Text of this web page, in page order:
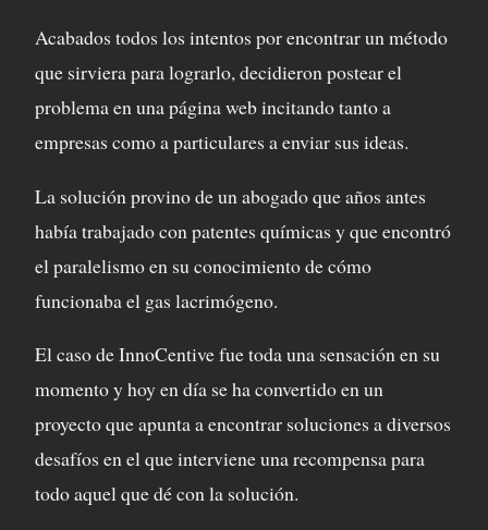
Acabados todos los intentos por encontrar un método
que sirviera para lograrlo, decidieron postear el
problema en una página web incitando tanto a
empresas como a particulares a enviar sus ideas.
La solución provino de un abogado que años antes
había trabajado con patentes químicas y que encontró
el paralelismo en su conocimiento de cómo
funcionaba el gas lacrimógeno.
El caso de InnoCentive fue toda una sensación en su
momento y hoy en día se ha convertido en un
proyecto que apunta a encontrar soluciones a diversos
desafíos en el que interviene una recompensa para
todo aquel que dé con la solución.